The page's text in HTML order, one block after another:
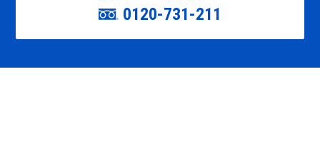
0120-731-211